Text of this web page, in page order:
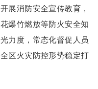
展消防安全宣传教育，
爆竹燃放等防火安全知
力度，常态化督促人员
区火灾防控形势稳定打